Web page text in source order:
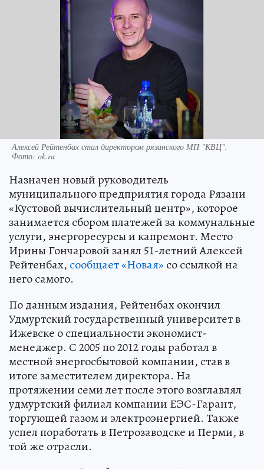
Алексей Рейтенбах стал директором рязанского МП "КВЦ".
Фото: ok.ru
Назначен новый руководитель
муниципального предприятия города Рязани
«Кустовой вычислительный центр», которое
занимается сбором платежей за коммунальные
услуги, энергоресурсы и капремонт. Место
Ирины Гончаровой занял 51-летний Алексей
Рейтенбах, сообщает «Новая» со ссылкой на
него самого.
По данным издания, Рейтенбах окончил
Удмуртский государственный университет в
Ижевске о специальности экономист-
менеджер. С 2005 по 2012 годы работал в
местной энергосбытовой компании, став в
итоге заместителем директора. На
протяжении семи лет после этого возглавлял
удмуртский филиал компании ЕЭС-Гарант,
торгующей газом и электроэнергией. Также
успел поработать в Петрозаводске и Перми, в
той же отрасли.